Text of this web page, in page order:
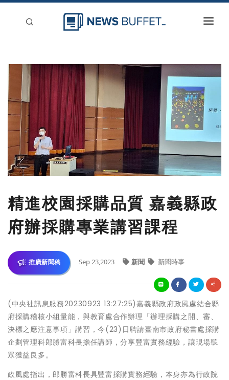
新聞稿分類
精進校園採購品質 嘉義縣政
府辦採購專業講習課程
推廣新聞稿 Sep 23,2023 新聞 新聞時事
(中央社訊息服務20230923 13:27:25)嘉義縣政府政風處結合縣
府採購稽核小組量能，與教育處合作辦理「辦理採購之開、審、
決標之應注意事項」講習，今(23)日聘請臺南市政府秘書處採購
企劃管理科郎勝富科長擔任講師，分享豐富實務經驗，讓現場聽
眾獲益良多。
政風處指出，郎勝富科長具豐富採購實務經驗，本身亦為行政院